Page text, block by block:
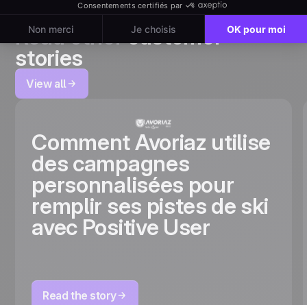
Read othercustomer
stories
View all
Comment Avoriaz utilise
des campagnes
personnalisées pour
remplir ses pistes de ski
avec Positive User
Read the story